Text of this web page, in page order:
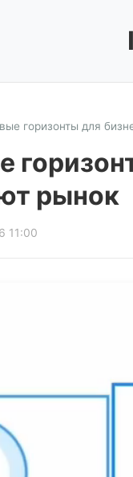
горизонты для
рынок
11:00